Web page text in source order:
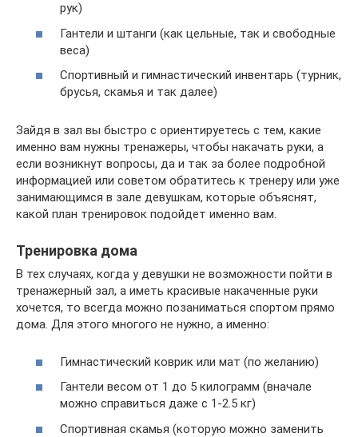
рук)
Гантели и штанги (как цельные, так и свободные
веса)
Спортивный и гимнастический инвентарь (турник,
брусья, скамья и так далее)
Зайдя в зал вы быстро с ориентируетесь с тем, какие
именно вам нужны тренажеры, чтобы накачать руки, а
если возникнут вопросы, да и так за более подробной
информацией или советом обратитесь к тренеру или уже
занимающимся в зале девушкам, которые объяснят,
какой план тренировок подойдет именно вам.
Тренировка дома
В тех случаях, когда у девушки не возможности пойти в
тренажерный зал, а иметь красивые накаченные руки
хочется, то всегда можно позаниматься спортом прямо
дома. Для этого многого не нужно, а именно:
Гимнастический коврик или мат (по желанию)
Гантели весом от 1 до 5 килограмм (вначале
можно справиться даже с 1-2.5 кг)
Спортивная скамья (которую можно заменить